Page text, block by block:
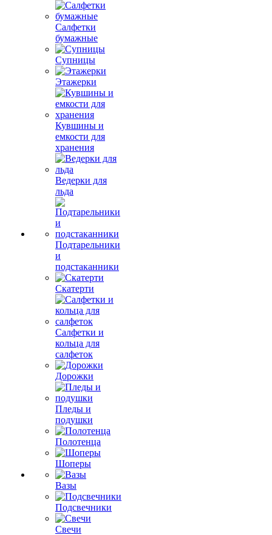
Салфетки
бумажные
Супницы
Этажерки
Кувшины и
емкости для
хранения
Ведерки для
льда
Подтарельники
и
подстаканники
Скатерти
Салфетки и
кольца для
салфеток
Дорожки
Пледы и
подушки
Полотенца
Шоперы
Вазы
Подсвечники
Свечи